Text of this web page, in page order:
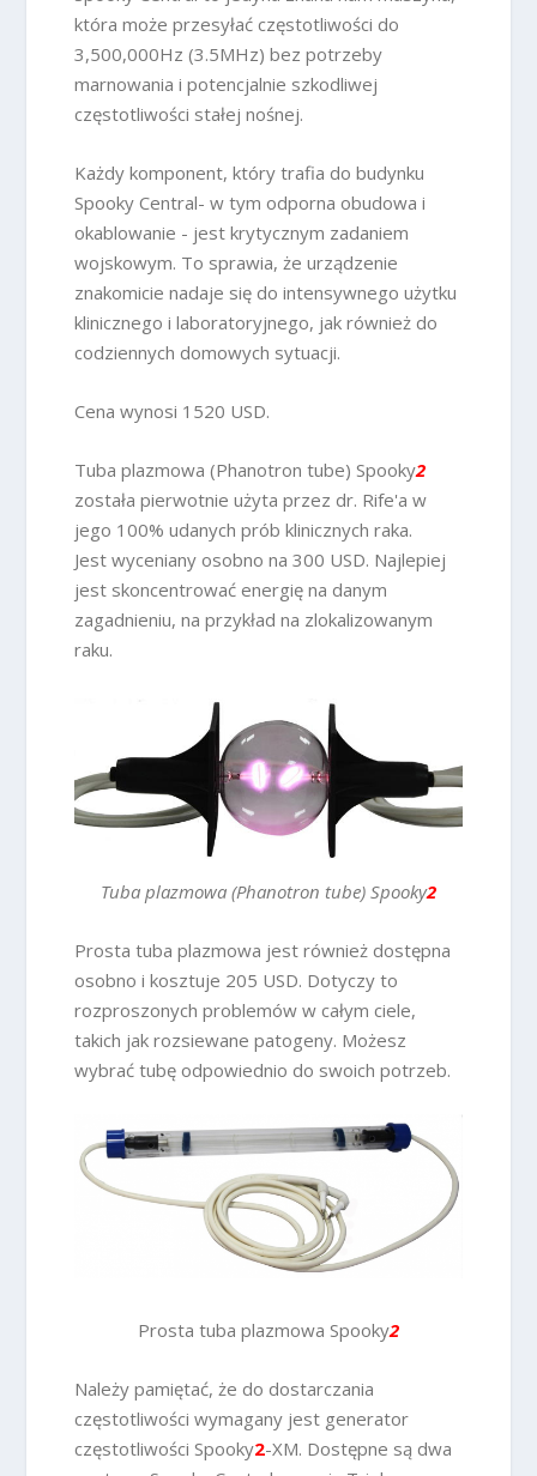
która może przesyłać częstotliwości do
3,500,000Hz (3.5MHz) bez potrzeby
marnowania i potencjalnie szkodliwej
częstotliwości stałej nośnej.
Każdy komponent, który trafia do budynku
Spooky Central- w tym odporna obudowa i
okablowanie - jest krytycznym zadaniem
wojskowym. To sprawia, że urządzenie
znakomicie nadaje się do intensywnego użytku
klinicznego i laboratoryjnego, jak również do
codziennych domowych sytuacji.
Cena wynosi 1520 USD.
Tuba plazmowa (Phanotron tube) Spooky2
została pierwotnie użyta przez dr. Rife'a w
jego 100% udanych prób klinicznych raka.
Jest wyceniany osobno na 300 USD. Najlepiej
jest skoncentrować energię na danym
zagadnieniu, na przykład na zlokalizowanym
raku.
Tuba plazmowa (Phanotron tube) Spooky2
Prosta tuba plazmowa jest również dostępna
osobno i kosztuje 205 USD. Dotyczy to
rozproszonych problemów w całym ciele,
takich jak rozsiewane patogeny. Możesz
wybrać tubę odpowiednio do swoich potrzeb.
Prosta tuba plazmowa Spooky2
Należy pamiętać, że do dostarczania
częstotliwości wymagany jest generator
częstotliwości Spooky2-XM. Dostępne są dwa